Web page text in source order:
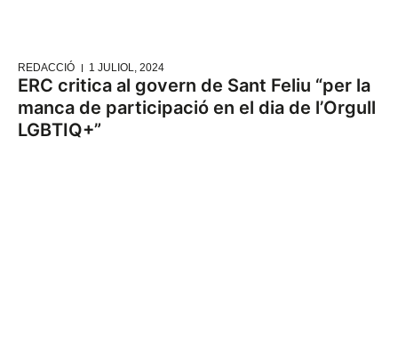
REDACCIÓ 1 JULIOL, 2024
ERC critica al govern de Sant Feliu “per la
manca de participació en el dia de l’Orgull
LGBTIQ+”